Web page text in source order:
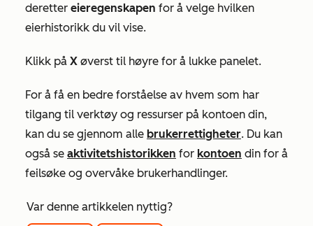
deretter eieregenskapen for å velge hvilken
eierhistorikk du vil vise.
Klikk på X øverst til høyre for å lukke panelet.
For å få en bedre forståelse av hvem som har
tilgang til verktøy og ressurser på kontoen din,
kan du se gjennom alle brukerrettigheter. Du kan
også se aktivitetshistorikken for kontoen din for å
feilsøke og overvåke brukerhandlinger.
Var denne artikkelen nyttig?